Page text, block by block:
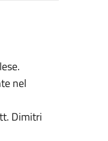
nel
Dimitri